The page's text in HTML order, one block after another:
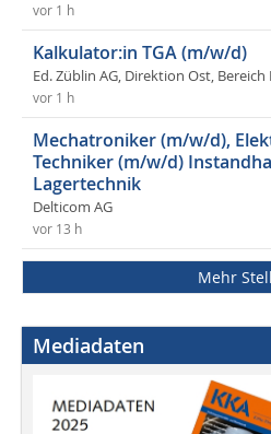
vor 1 h
Kalkulator:in TGA (m/w/d)
Ed. Züblin AG, Direktion Ost,
vor 1 h
Mechatroniker (m/w/d),
Techniker (m/w/d)
Lagertechnik
Delticom AG
vor 13 h
Mehr
Mediadaten